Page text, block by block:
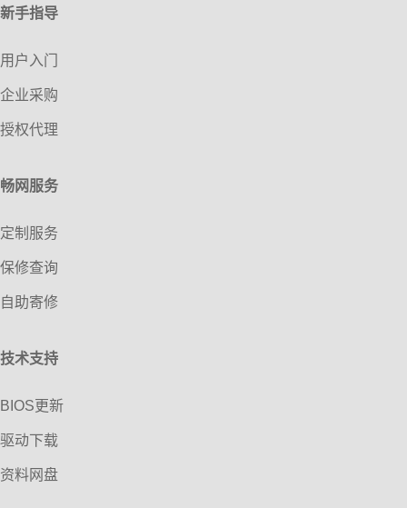
新手指导
用户入门
企业采购
授权代理
畅网服务
定制服务
保修查询
自助寄修
技术支持
BIOS更新
驱动下载
资料网盘